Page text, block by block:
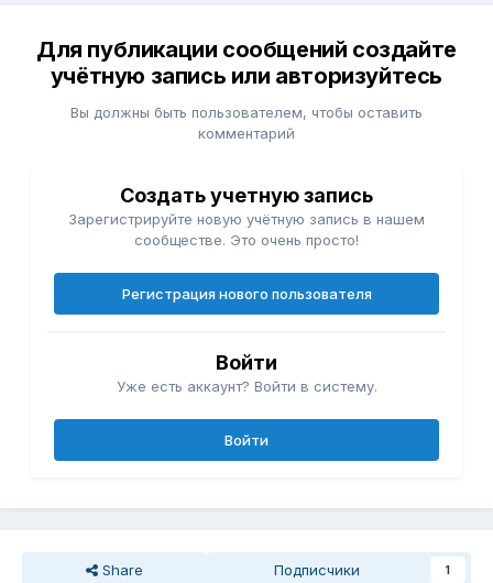
Для публикации сообщений создайте
учётную запись или авторизуйтесь
Вы должны быть пользователем, чтобы оставить
комментарий
Создать учетную запись
Зарегистрируйте новую учётную запись в нашем
сообществе. Это очень просто!
Регистрация нового пользователя
Войти
Уже есть аккаунт? Войти в систему.
Войти
Share Подписчики 1